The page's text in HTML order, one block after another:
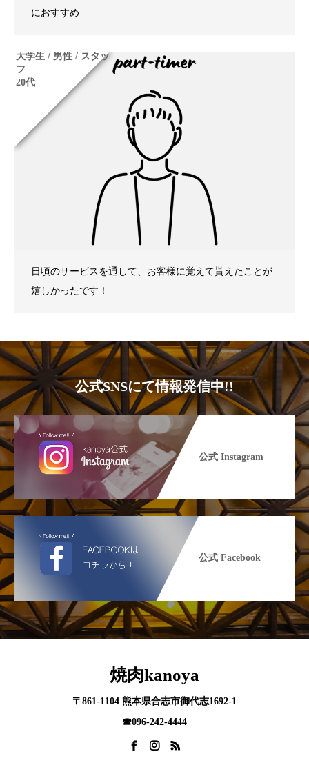
におすすめ
大学生 / 男性 / スタッ
フ
20代
日頃のサービスを通して、お客様に覚えて貰えたことが
嬉しかったです！
公式SNSにて情報発信中!!
公式 Instagram
公式 Facebook
焼肉kanoya
〒861-1104 熊本県合志市御代志1692-1
☎︎096-242-4444